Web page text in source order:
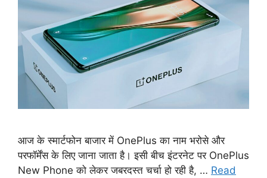
आज के स्मार्टफोन बाजार में OnePlus का नाम भरोसे और
परफॉर्मेंस के लिए जाना जाता है। इसी बीच इंटरनेट पर OnePlus
New Phone को लेकर जबरदस्त चर्चा हो रही है, … Read